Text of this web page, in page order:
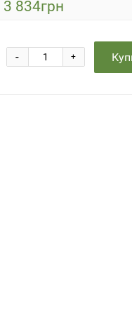
3 834грн
+
-